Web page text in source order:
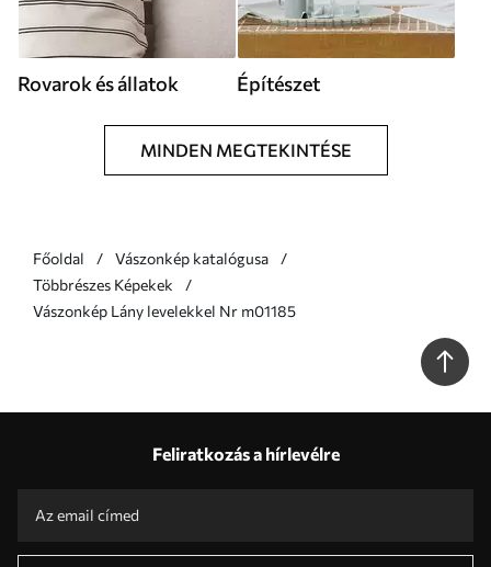
Rovarok és állatok Építészet
MINDEN MEGTEKINTÉSE
Főoldal
Vászonkép katalógusa
Többrészes Képekek
Vászonkép Lány levelekkel Nr m01185
Feliratkozás a hírlevélre